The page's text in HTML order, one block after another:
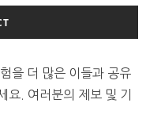
을 더 많은 이들과 공유
요. 여러분의 제보 및 기